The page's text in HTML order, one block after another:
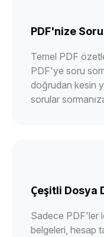
PDF'nize
Temel PDF
PDF'ye soru
doğrudan kesin
sorular
Çeşitli Dosya
Sadece PDF'ler
belgeleri, hesap